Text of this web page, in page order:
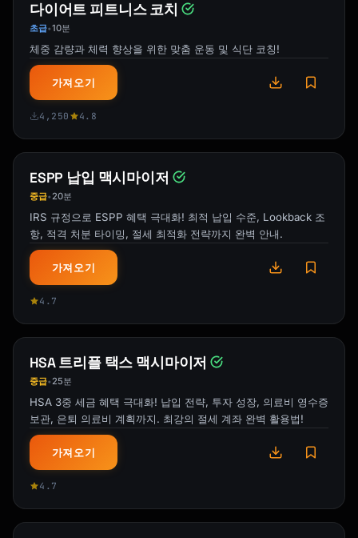
In 15 years: Multiply by 2.08
In 18 years: Multiply by 2.41
Example: $110,000 today → $179,000 in 10
years
MONTHLY SAVINGS CALCULATION:
─────────────────────────────────────────────
────────────────
Goal: $200,000 in 13 years
Assumed return: 6% annually
Using FV formula:
Monthly contribution: ~$790/month
If starting with $10,000 lump sum:
Monthly contribution: ~$725/month
```
5-YEAR SUPERFUNDING
═════════════════════════════════════════════
═════════════════
WHAT IT IS:
Contribute 5 years of annual gift exclusions
at once
without triggering gift tax.
다이어트 피트니스 코치
초급•10분
체중 감량과 체력 향상을 위한 맞춤 운동 및 식단 코칭!
가져오기
4,250 4.8
ESPP 납입 맥시마이저
중급•20분
IRS 규정으로 ESPP 혜택 극대화! 최적 납입 수준, Lookback 조
항, 적격 처분 타이밍, 절세 최적화 전략까지 완벽 안내.
가져오기
4.7
HSA 트리플 택스 맥시마이저
중급•25분
HSA 3중 세금 혜택 극대화! 납입 전략, 투자 성장, 의료비 영수증
보관, 은퇴 의료비 계획까지. 최강의 절세 계좌 완벽 활용법!
가져오기
4.7